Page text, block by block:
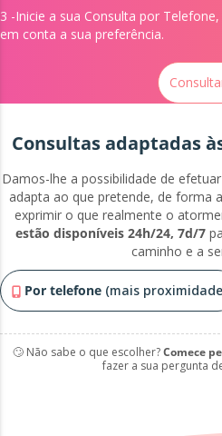
3 -Inicie a sua Consulta por
em conta a sua preferência.
Consultas adaptadas
Damos-lhe a possibilidade de
adapta ao que pretende, de forma
exprimir o que realmente o
estão disponíveis 24h/24, 7d/7
caminho e a
Por telefone (mais
🙄 Não sabe o que escolher?Comece
fazer a sua pergunta